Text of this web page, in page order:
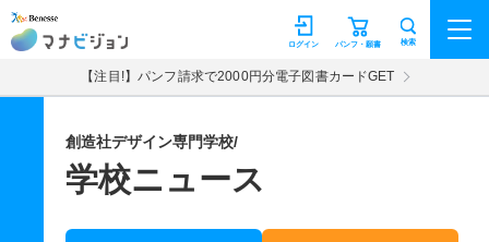
マナビジョン パンフ・願書
ログイン 検索
【注目!】パンフ請求で2000円分電子図書カードGET
創造社デザイン専門学校/
学校ニュース